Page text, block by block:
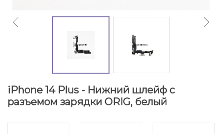
iPhone 14 Plus - Нижний шлейф с
разъемом зарядки ORIG, белый